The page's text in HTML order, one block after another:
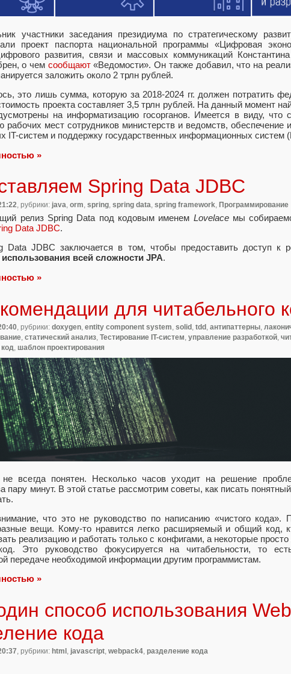
участники заседания президиума по стратегическому
проект паспорта национальной программы «Цифровая
развития, связи и массовых коммуникаций
о чем сообщают«Ведомости». Он также добавил, что на
заложить около 2 трлн рублей.
это лишь сумма, которую за 2018-2024 гг. должен потратить
проекта составляет 3,5 трлн рублей. На данный момент
на информатизацию госорганов. Имеется в виду, что
рабочих мест сотрудников министерств и ведомств, обеспечение
IT-систем и поддержку государственных информационных систем
»
Spring Data JDBC
, рубрики: java orm spring spring data spring framework Программирование
релиз Spring Data под кодовым именем Lovelaceмы
Data JDBC.
Data JDBC заключается в том, чтобы предоставить доступ к
использования всей сложности JPA.
»
для читабельного
, рубрики: doxygen entity component system solid tdd антипаттерны
статический анализ Тестирование IT-систем управление разработкой
шаблон проектирования
всегда понятен. Несколько часов уходит на решение
пару минут. В этой статье рассмотрим советы, как писать
что это не руководство по написанию «чистого кода».
вещи. Кому-то нравится легко расширяемый и общий код,
реализацию и работать только с конфигами, а некоторые
Это руководство фокусируется на читабельности, то
передаче необходимой информации другим программистам.
»
способ использования
кода
, рубрики: html , javascript, webpack4, разделение кода